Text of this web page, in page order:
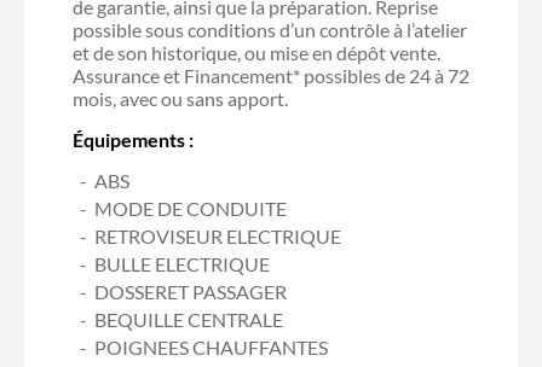
de garantie, ainsi que la préparation. Reprise
possible sous conditions d’un contrôle à l’atelier
et de son historique, ou mise en dépôt vente.
Assurance et Financement* possibles de 24 à 72
mois, avec ou sans apport.
Équipements :
ABS
MODE DE CONDUITE
RETROVISEUR ELECTRIQUE
BULLE ELECTRIQUE
DOSSERET PASSAGER
BEQUILLE CENTRALE
POIGNEES CHAUFFANTES